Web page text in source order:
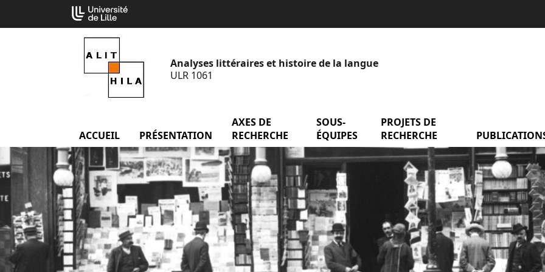
Analyses littéraires et histoire de la langue
ULR 1061
ACCUEIL menu Accueil
PRÉSENTATION menu Présentation
AXES DE
RECHERCHE
menu Axes de recherche
SOUS-
ÉQUIPES
menu Sous-équipes
PROJETS DE
RECHERCHE
menu Projets
Cookies management panel